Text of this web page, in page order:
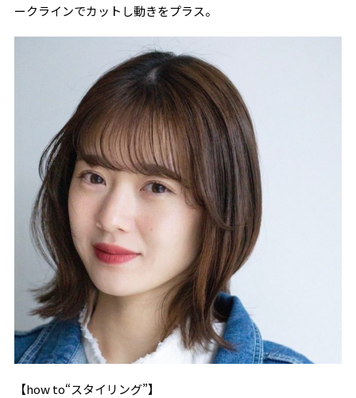
ークラインでカットし動きをプラス。
【how to“スタイリング”】